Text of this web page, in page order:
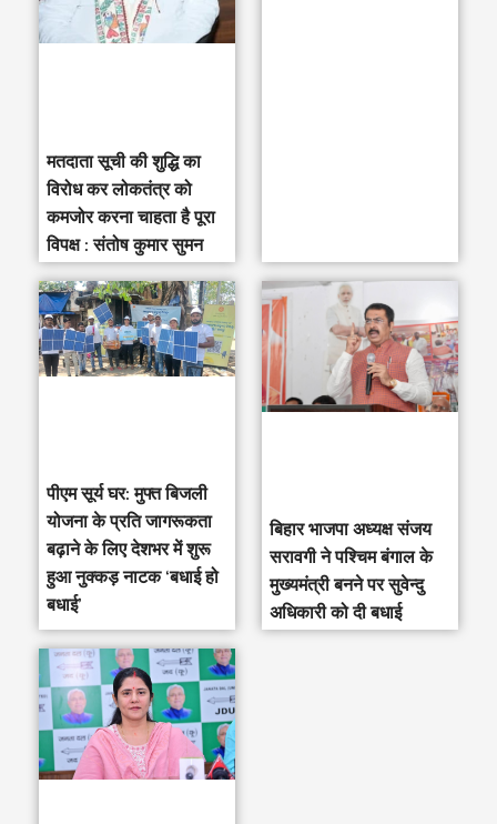
मतदाता सूची की शुद्धि का
विरोध कर लोकतंत्र को
कमजोर करना चाहता है पूरा
विपक्ष : संतोष कुमार सुमन
पीएम सूर्य घर: मुफ्त बिजली
योजना के प्रति जागरूकता
बढ़ाने के लिए देशभर में शुरू
हुआ नुक्कड़ नाटक ‘बधाई हो
बधाई’
‎बिहार भाजपा अध्यक्ष संजय
सरावगी ने पश्चिम बंगाल के
मुख्यमंत्री बनने पर सुवेन्दु
अधिकारी को दी बधाई